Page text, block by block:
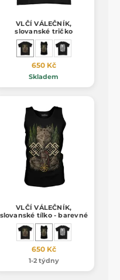
VLČÍ VÁLEČNÍK,
slovanské tričko
650 Kč
Skladem
VLČÍ VÁLEČNÍK,
slovanské tílko - barevné
650 Kč
1-2 týdny